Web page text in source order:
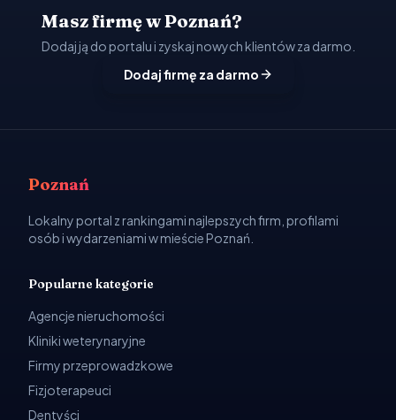
Masz firmę w Poznań?
Dodaj ją do portalu i zyskaj nowych klientów za darmo.
Dodaj firmę za darmo
Poznań
Lokalny portal z rankingami najlepszych firm, profilami
osób i wydarzeniami w mieście Poznań.
Popularne kategorie
Agencje nieruchomości
Kliniki weterynaryjne
Firmy przeprowadzkowe
Fizjoterapeuci
Dentyści